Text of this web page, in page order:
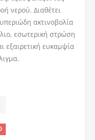
νερού. Διαθέτει
ακτινοβολία
εσωτερική στρώση
εξαιρετική ευκαμψία